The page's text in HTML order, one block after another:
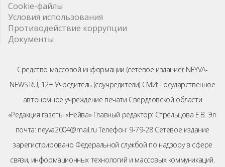
Cookie-файлы
Условия использования
Противодействие коррупции
Документы
Средство массовой информации (сетевое издание): NEYVA-
NEWS.RU, 12+ Учредитель (соучредители) СМИ: Государственное
автономное учреждение печати Свердловской области
«Редакция газеты «Нейва» Главный редактор: Стрельцова Е.В. Эл.
почта: neyva2004@mail.ru Телефон: 9-79-28 Сетевое издание
зарегистрировано Федеральной службой по надзору в сфере
связи, информационных технологий и массовых коммуникаций.